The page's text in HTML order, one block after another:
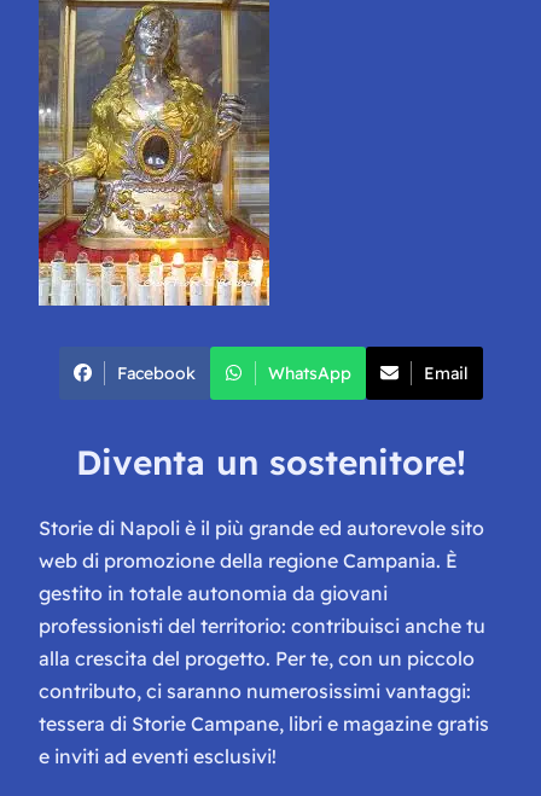
Facebook WhatsApp Email
Diventa un sostenitore!
Storie di Napoli è il più grande ed autorevole sito
web di promozione della regione Campania. È
gestito in totale autonomia da giovani
professionisti del territorio: contribuisci anche tu
alla crescita del progetto. Per te, con un piccolo
contributo, ci saranno numerosissimi vantaggi:
tessera di Storie Campane, libri e magazine gratis
e inviti ad eventi esclusivi!